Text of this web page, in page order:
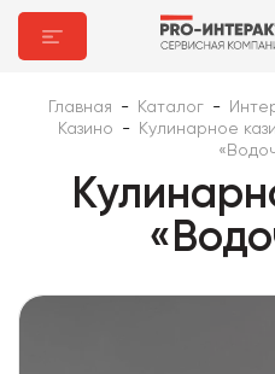
Главная - Каталог -
Казино
- Кулинарное